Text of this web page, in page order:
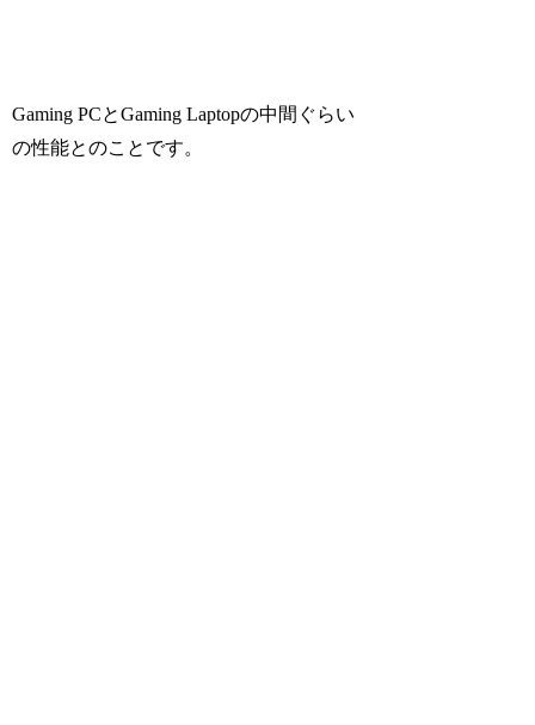
Gaming PCとGaming Laptopの中間ぐらい
の性能とのことです。